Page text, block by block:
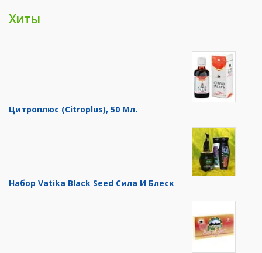
Хиты
Цитроплюс (Citroplus), 50 Мл.
Набор Vatika Black Seed Сила И Блеск